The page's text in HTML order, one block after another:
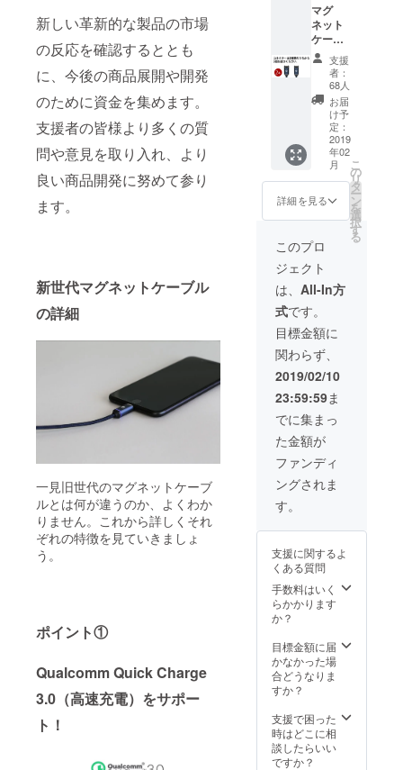
新しい革新的な製品の市場
の反応を確認するととも
に、今後の商品展開や開発
のために資金を集めます。
支援者の皆様より多くの質
問や意見を取り入れ、より
良い商品開発に努めて参り
ます。
新世代マグネットケーブル
の詳細
一見旧世代のマグネットケーブ
ルとは何が違うのか、よくわか
りません。これから詳しくそれ
ぞれの特徴を見ていきましょ
う。
ポイント①
Qualcomm Quick Charge
3.0（高速充電）をサポー
ト！
マグ
ネット
ケーブ
ル2本 +
コネク
ター2個
Type-
C（略
称：
C）、
Micro
B（略
称：
B）、
Lightnin
g（略
称：L）
のうち
から2種
類お選
びくだ
さい。
ご希望
の種類
を必ず
備考欄
に記入
してく
ださ
い。
（例：C
とL、L2
個）と
ご記入
記入が
合は
Type-C
と
Lightnin
gを発送
ます。
支援
者：
68人
お届
け予
定：
2019
年02
月
詳細を見る
こ
の
リ
タ
ー
ン
を
選
択
す
る
このプロ
ジェクト
は、 All-In方
式です。
目標金額に
関わらず、
2019/02/10
23:59:59ま
でに集まっ
た金額が
ファンディ
ングされま
す。
支援に関するよ
くある質問
手数料はいく
らかかります
か？
目標金額に届
かなかった場
合どうなりま
すか？
支援で困った
時はどこに相
談したらいい
ですか？